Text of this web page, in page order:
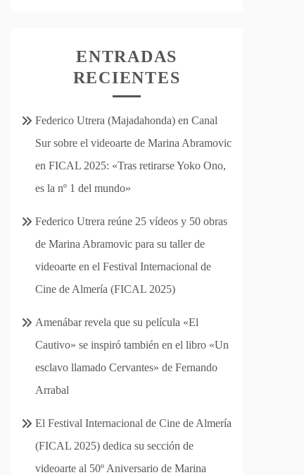
ENTRADAS
RECIENTES
Federico Utrera (Majadahonda) en Canal
Sur sobre el videoarte de Marina Abramovic
en FICAL 2025: «Tras retirarse Yoko Ono,
es la nº 1 del mundo»
Federico Utrera reúne 25 vídeos y 50 obras
de Marina Abramovic para su taller de
videoarte en el Festival Internacional de
Cine de Almería (FICAL 2025)
Amenábar revela que su película «El
Cautivo» se inspiró también en el libro «Un
esclavo llamado Cervantes» de Fernando
Arrabal
El Festival Internacional de Cine de Almería
(FICAL 2025) dedica su sección de
videoarte al 50º Aniversario de Marina